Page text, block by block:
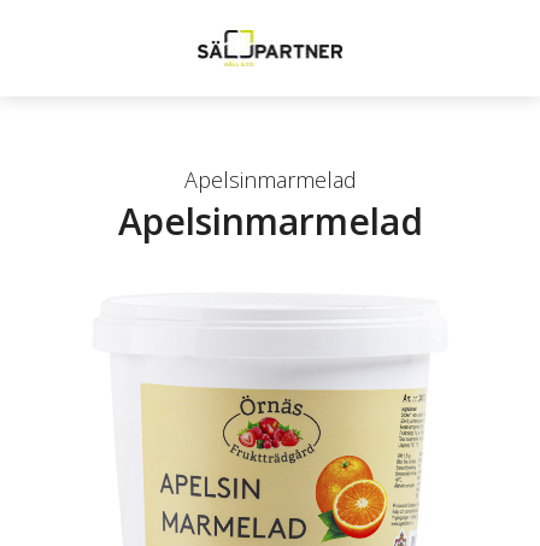
Apelsinmarmelad
Apelsinmarmelad